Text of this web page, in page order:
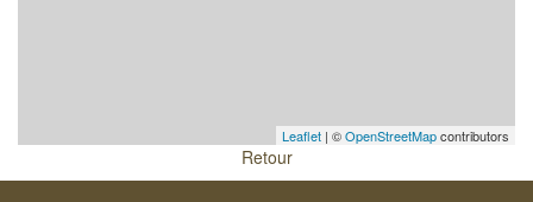
Leaflet | ©OpenStreetMapcontributors
Retour